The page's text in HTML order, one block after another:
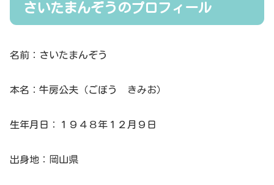
さいたまんぞうのプロフィール
名前：さいたまんぞう
本名：牛房公夫（ごぼう きみお）
生年月日：１９４８年１２月９日
出身地：岡山県